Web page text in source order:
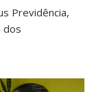
Previdência,
dos